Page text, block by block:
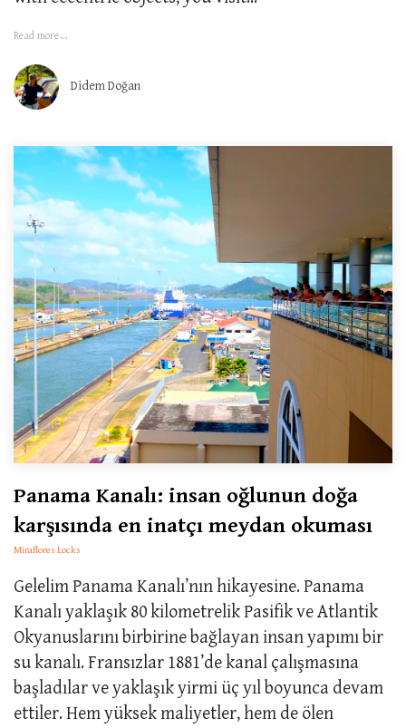
Read more...
Didem Doğan
Panama Kanalı: insan oğlunun doğa
karşısında en inatçı meydan okuması
Miraflores Locks
Gelelim Panama Kanalı’nın hikayesine. Panama
Kanalı yaklaşık 80 kilometrelik Pasifik ve Atlantik
Okyanuslarını birbirine bağlayan insan yapımı bir
su kanalı. Fransızlar 1881’de kanal çalışmasına
başladılar ve yaklaşık yirmi üç yıl boyunca devam
ettiler. Hem yüksek maliyetler, hem de ölen